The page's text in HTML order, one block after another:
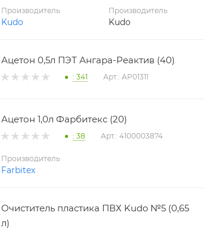
Производитель
Kudo
Производитель
Kudo
Ацетон 0,5л ПЭТ Ангара-Реактив (40)
: 341 Арт.: АР01311
Ацетон 1,0л Фарбитекс (20)
: 38 Арт.: 4100003874
Производитель
Farbitex
Очиститель пластика ПВХ Kudo №5 (0,65
л)